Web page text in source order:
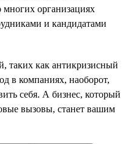
организациях
и кандидатами
таких как антикризисный
в компаниях, наоборот,
себя. А бизнес, который
вызовы, станет вашим